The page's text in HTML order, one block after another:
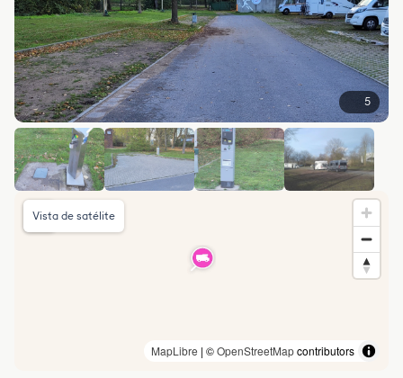
5
MapLibre | ©OpenStreetMapcontributors
Vista de satélite